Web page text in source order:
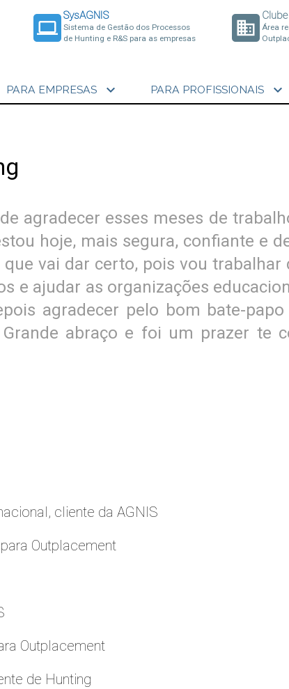
laptop
SysAGNIS
Sistema de Gestão dos Processos
de Hunting e R&S para as empresas
business
Área
PARA EMPRESAS expand_more PARA PROFISSIONAIS expand_more
agradecer esses meses de
hoje, mais segura, confiante e
vai dar certo, pois vou
e ajudar as organizações
agradecer pelo bom bate-
abraço e foi um prazer te
cliente da AGNIS
Outplacement
Outplacement
de Hunting